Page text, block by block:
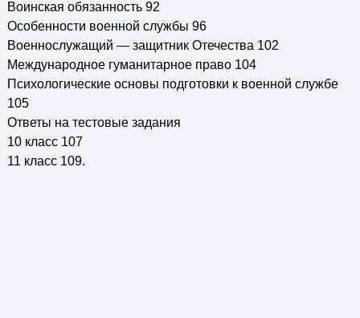
Воинская обязанность 92
Особенности военной службы 96
Военнослужащий — защитник Отечества 102
Международное гуманитарное право 104
Психологические основы подготовки к военной службе
105
Ответы на тестовые задания
10 класс 107
11 класс 109.